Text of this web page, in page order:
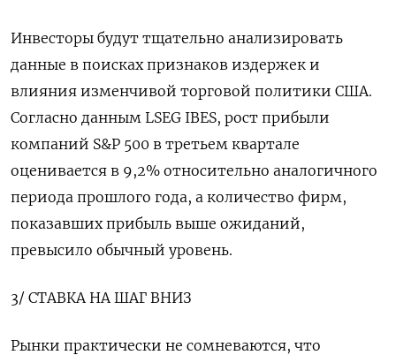
Инвесторы будут тщательно анализировать
данные в поисках признаков издержек и
влияния изменчивой торговой политики США.
Согласно данным LSEG IBES, рост прибыли
компаний S&P 500 в третьем квартале
оценивается в 9,2% относительно аналогичного
периода прошлого года, а количество фирм,
показавших прибыль выше ожиданий,
превысило обычный уровень.
3/ СТАВКА НА ШАГ ВНИЗ
Рынки практически не сомневаются, что